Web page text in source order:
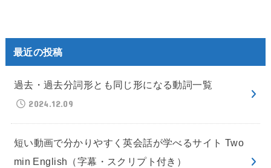
最近の投稿
過去・過去分詞形とも同じ形になる動詞一覧
2024.12.09
短い動画で分かりやすく英会話が学べるサイト Two
min English（字幕・スクリプト付き）